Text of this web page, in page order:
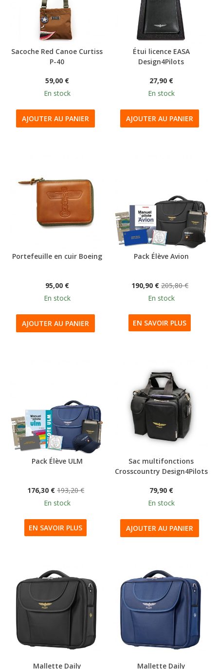
Sacoche Red Canoe Curtiss
P-40
59,00 €
En stock
AJOUTER AU PANIER
Étui licence EASA
Design4Pilots
27,90 €
En stock
AJOUTER AU PANIER
Portefeuille en cuir Boeing
95,00 €
En stock
AJOUTER AU PANIER
Pack Élève Avion
190,90 € 205,80 €
En stock
EN SAVOIR PLUS
Pack Élève ULM
176,30 € 193,20 €
En stock
EN SAVOIR PLUS
Sac multifonctions
Crosscountry Design4Pilots
79,90 €
En stock
AJOUTER AU PANIER
Mallette Daily Mallette Daily